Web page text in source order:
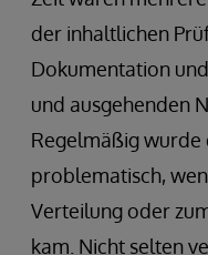
der inhaltlichen
Dokumentation
und ausgehenden
Regelmäßig
problematisch,
Verteilung oder
kam. Nicht selten